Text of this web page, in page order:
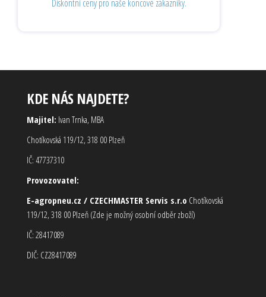
Diskontní ceny pro naše koncové zákazníky.
KDE NÁS NAJDETE?
Majitel: Ivan Trnka, MBA
Chotíkovská 119/12, 318 00 Plzeň
IČ: 47737310
Provozovatel:
E-agropneu.cz / CZECHMASTER Servis s.r.o Chotíkovská
119/12, 318 00 Plzeň (Zde je možný osobní odběr zboží)
IČ: 28417089
DIČ: CZ28417089